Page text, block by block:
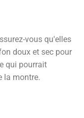
vous qu'elles
doux et sec pour
qui pourrait
la montre.